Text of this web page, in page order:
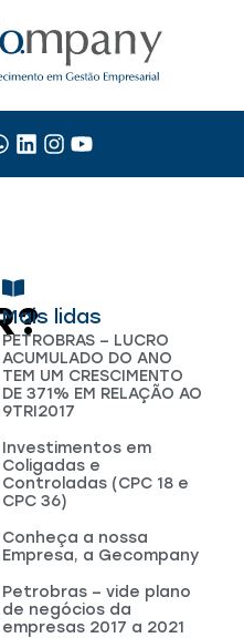
Mais lidas
PETROBRAS – LUCRO
ACUMULADO DO ANO
TEM UM CRESCIMENTO
DE 371% EM RELAÇÃO AO
9TRI2017
Investimentos em
Coligadas e
Controladas (CPC 18 e
CPC 36)
Conheça a nossa
Empresa, a Gecompany
Petrobras – vide plano
de negócios da
empresas 2017 a 2021